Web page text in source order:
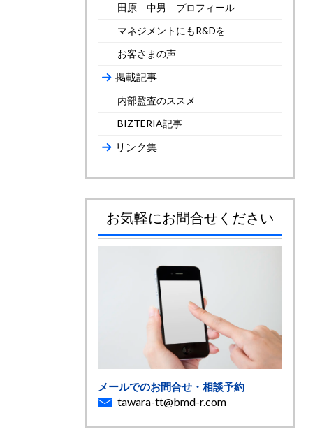
田原 中男 プロフィール
マネジメントにもR&Dを
お客さまの声
掲載記事
内部監査のススメ
BIZTERIA記事
リンク集
お気軽にお問合せください
メールでのお問合せ・相談予約
tawara-tt@bmd-r.com